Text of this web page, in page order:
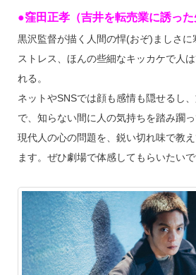
●窪田正孝（吉井を転売業に誘った
黒沢監督が描く人間の悍(おぞ)ましさに
ストレス、ほんの些細なキッカケで人
れる。
ネットやSNSでは顔も感情も隠せるし
で、知らない間に人の気持ちを踏み躙っ
現代人の心の問題を、鋭い切れ味で教
ます。ぜひ劇場で体感してもらいたいで